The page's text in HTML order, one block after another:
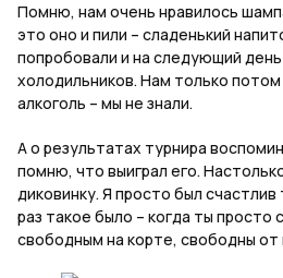
Помню, нам очень нравилось
это оно и пили – сладенький
попробовали и на следующий день
холодильников. Нам только
алкоголь – мы не знали.
А о результатах турнира
помню, что выиграл его.
диковинку. Я просто был
раз такое было – когда ты просто
свободным на корте, свободны от